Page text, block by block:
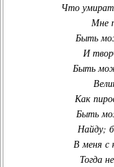
Что
Мне
Быть
И
Быть
Как
Быть
Найду;
В меня с
Тогда